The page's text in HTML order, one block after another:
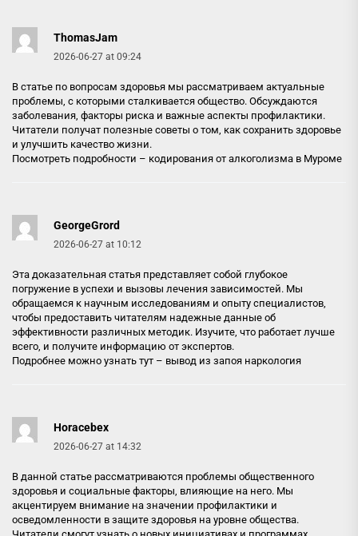
ThomasJam
2026-06-27 at 09:24
В статье по вопросам здоровья мы рассматриваем актуальные
проблемы, с которыми сталкивается общество. Обсуждаются
заболевания, факторы риска и важные аспекты профилактики.
Читатели получат полезные советы о том, как сохранить здоровье
и улучшить качество жизни.
Посмотреть подробности – кодирования от алкоголизма в Муроме
GeorgeGrord
2026-06-27 at 10:12
Эта доказательная статья представляет собой глубокое
погружение в успехи и вызовы лечения зависимостей. Мы
обращаемся к научным исследованиям и опыту специалистов,
чтобы предоставить читателям надежные данные об
эффективности различных методик. Изучите, что работает лучше
всего, и получите информацию от экспертов.
Подробнее можно узнать тут – вывод из запоя наркология
Horacebex
2026-06-27 at 14:32
В данной статье рассматриваются проблемы общественного
здоровья и социальные факторы, влияющие на него. Мы
акцентируем внимание на значении профилактики и
осведомленности в защите здоровья на уровне общества.